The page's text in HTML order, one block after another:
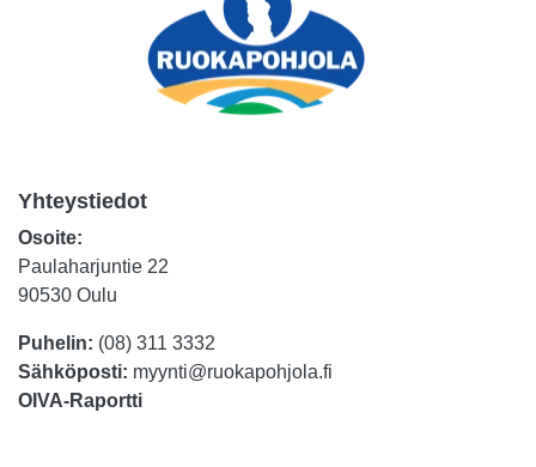
Yhteystiedot
Osoite:
Paulaharjuntie 22
90530 Oulu
Puhelin: (08) 311 3332
Sähköposti: myynti@ruokapohjola.fi
OIVA-Raportti